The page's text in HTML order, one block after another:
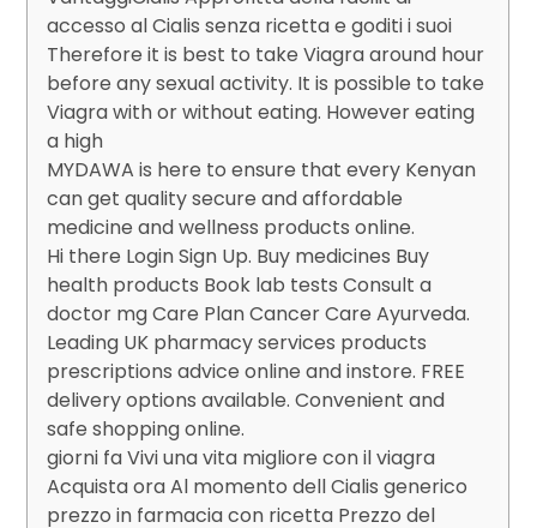
accesso al Cialis senza ricetta e goditi i suoi
Therefore it is best to take Viagra around hour
before any sexual activity. It is possible to take
Viagra with or without eating. However eating
a high
MYDAWA is here to ensure that every Kenyan
can get quality secure and affordable
medicine and wellness products online.
Hi there Login Sign Up. Buy medicines Buy
health products Book lab tests Consult a
doctor mg Care Plan Cancer Care Ayurveda.
Leading UK pharmacy services products
prescriptions advice online and instore. FREE
delivery options available. Convenient and
safe shopping online.
giorni fa Vivi una vita migliore con il viagra
Acquista ora Al momento dell Cialis generico
prezzo in farmacia con ricetta Prezzo del